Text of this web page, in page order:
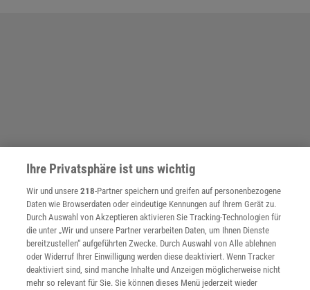
Ihre Privatsphäre ist uns wichtig
Wir und unsere218-Partner speichern und greifen auf personenbezogene
Daten wie Browserdaten oder eindeutige Kennungen auf Ihrem Gerät zu.
Durch Auswahl von Akzeptieren aktivieren Sie Tracking-Technologien für
die unter „Wir und unsere Partner verarbeiten Daten, um Ihnen Dienste
bereitzustellen“ aufgeführten Zwecke. Durch Auswahl von Alle ablehnen
oder Widerruf Ihrer Einwilligung werden diese deaktiviert. Wenn Tracker
deaktiviert sind, sind manche Inhalte und Anzeigen möglicherweise nicht
mehr so relevant für Sie. Sie können dieses Menü jederzeit wieder